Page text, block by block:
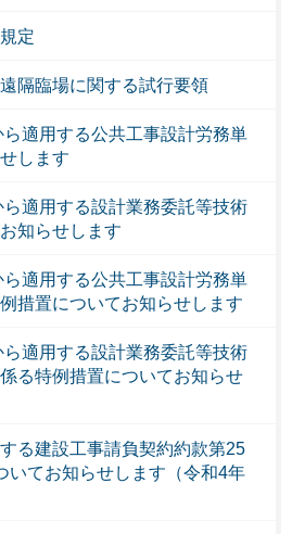
定
隔臨場に関する試行要領
適用する公共工事設計労務単
します
適用する設計業務委託等技術
知らせします
適用する公共工事設計労務単
措置についてお知らせします
適用する設計業務委託等技術
る特例措置についてお知らせ
る建設工事請負契約約款第25
いてお知らせします（令和4年